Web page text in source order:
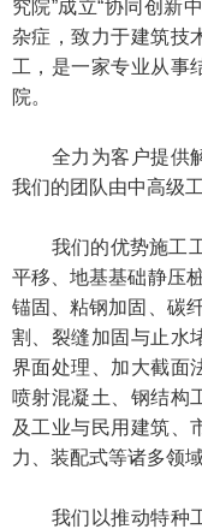
究院”成立“协同创新
杂症，致力于建筑技
工，是一家专业从事
院。
全力为客户提供解
我们的团队由中高级
我们的优势施工工
平移、地基基础静压
锚固、粘钢加固、碳
割、裂缝加固与止水
界面处理、加大截面
喷射混凝土、钢结构
及工业与民用建筑、
力、装配式等诸多领域
我们以推动特种工